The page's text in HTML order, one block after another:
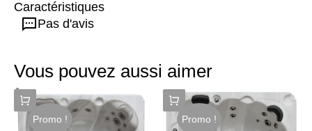
Caractéristiques
Pas d'avis
Vous pouvez aussi aimer
Promo ! Promo !